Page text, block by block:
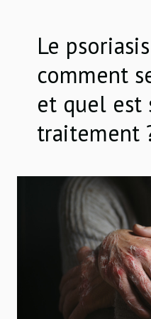
Le
comment
et quel est
traitement